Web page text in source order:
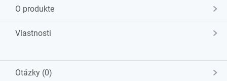
O produkte
Vlastnosti
Otázky (0)